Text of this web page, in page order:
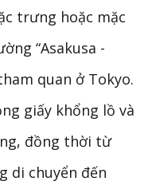
trưng hoặc mặc
“Asakusa -
quan ở Tokyo.
giấy khổng lồ và
đồng thời từ
di chuyển đến